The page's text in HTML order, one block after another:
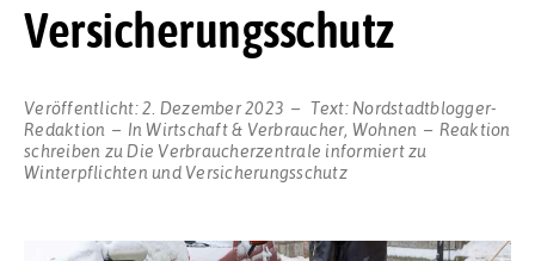
Versicherungsschutz
Veröffentlicht:2. Dezember 2023 Text: Nordstadtblogger-
Redaktion
InWirtschaft & Verbraucher, Wohnen
Reaktion
schreiben zu Die Verbraucherzentrale informiert zu
Winterpflichten und Versicherungsschutz